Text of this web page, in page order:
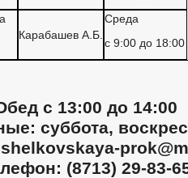
Карабашев А.Б.
Среда
с 9:00 до 18:00
с 13:00 до 14:00
суббота,
(8713) 29-83-